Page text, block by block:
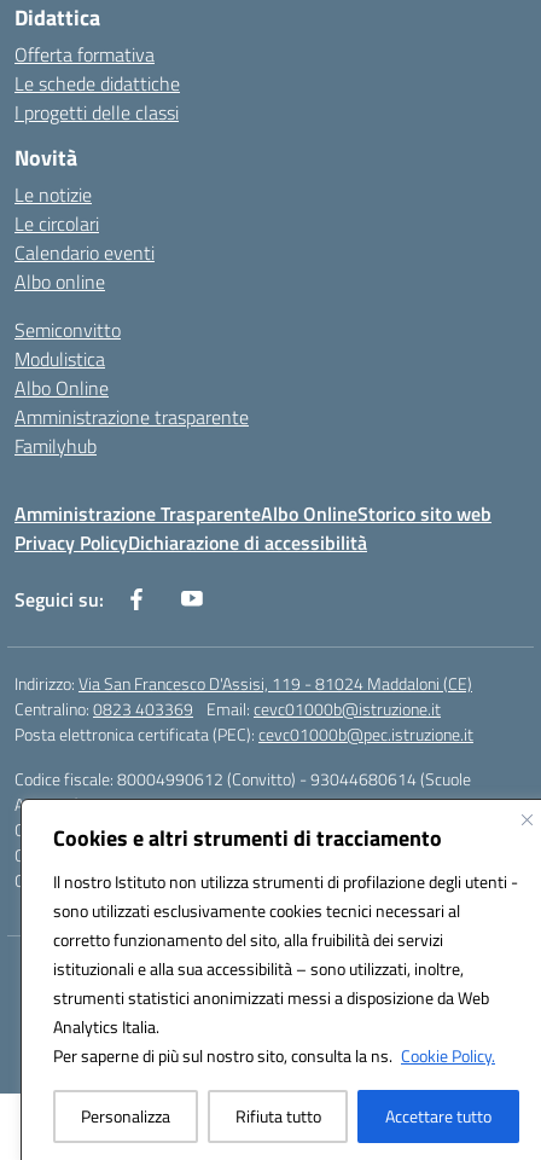
Cookies e altri strumenti di tracciamento
Il nostro Istituto non utilizza strumenti di profilazione degli utenti -
sono utilizzati esclusivamente cookies tecnici necessari al
corretto funzionamento del sito, alla fruibilità dei servizi
istituzionali e alla sua accessibilità – sono utilizzati, inoltre,
strumenti statistici anonimizzati messi a disposizione da Web
Analytics Italia.
Per saperne di più sul nostro sito, consulta la ns. Cookie Policy.
Personalizza Rifiuta tutto Accettare tutto
Didattica
Offerta formativa
Le schede didattiche
I progetti delle classi
Novità
Le notizie
Le circolari
Calendario eventi
Albo online
Semiconvitto
Modulistica
Albo Online
Amministrazione trasparente
Familyhub
Amministrazione TrasparenteAlbo OnlineStorico sito web
Privacy PolicyDichiarazione di accessibilità
Seguici su:
Indirizzo:Via San Francesco D'Assisi, 119 - 81024 Maddaloni (CE)
Centralino:0823 403369 Email:cevc01000b@istruzione.it
Posta elettronica certificata (PEC):cevc01000b@pec.istruzione.it
Codice fiscale: 80004990612 (Convitto) - 93044680614 (Scuole
Annesse)
Codice meccanografico:CEVC01000B
Codice Indice delle Pubbliche Amministrazioni (IPA): istsc_cevc01000b
Codice unico di fatturazione (CUF): ZUT1RT
Hosting & Powered by 3D Solution S.r.l.
Concept & Design by Designers Italia